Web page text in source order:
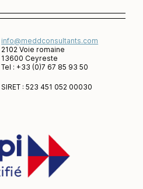
info@meddconsultants.com
2102 Voie romaine
13600 Ceyreste
Tel : +33 (0)7 67 85 93 50
SIRET : 523 451 052 00030